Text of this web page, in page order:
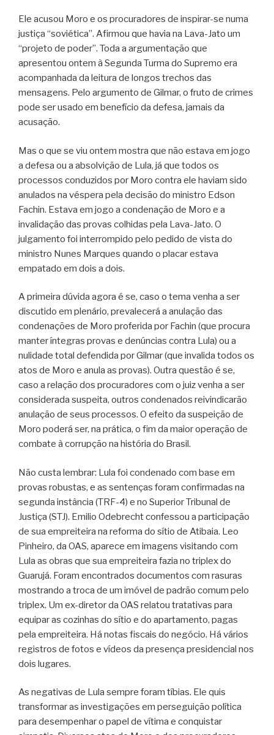
Ele acusou Moro e os procuradores de inspirar-se numa
justiça “soviética”. Afirmou que havia na Lava-Jato um
“projeto de poder”. Toda a argumentação que
apresentou ontem à Segunda Turma do Supremo era
acompanhada da leitura de longos trechos das
mensagens. Pelo argumento de Gilmar, o fruto de crimes
pode ser usado em benefício da defesa, jamais da
acusação.
Mas o que se viu ontem mostra que não estava em jogo
a defesa ou a absolvição de Lula, já que todos os
processos conduzidos por Moro contra ele haviam sido
anulados na véspera pela decisão do ministro Edson
Fachin. Estava em jogo a condenação de Moro e a
invalidação das provas colhidas pela Lava-Jato. O
julgamento foi interrompido pelo pedido de vista do
ministro Nunes Marques quando o placar estava
empatado em dois a dois.
A primeira dúvida agora é se, caso o tema venha a ser
discutido em plenário, prevalecerá a anulação das
condenações de Moro proferida por Fachin (que procura
manter íntegras provas e denúncias contra Lula) ou a
nulidade total defendida por Gilmar (que invalida todos os
atos de Moro e anula as provas). Outra questão é se,
caso a relação dos procuradores com o juiz venha a ser
considerada suspeita, outros condenados reivindicarão
anulação de seus processos. O efeito da suspeição de
Moro poderá ser, na prática, o fim da maior operação de
combate à corrupção na história do Brasil.
Não custa lembrar: Lula foi condenado com base em
provas robustas, e as sentenças foram confirmadas na
segunda instância (TRF-4) e no Superior Tribunal de
Justiça (STJ). Emilio Odebrecht confessou a participação
de sua empreiteira na reforma do sítio de Atibaia. Leo
Pinheiro, da OAS, aparece em imagens visitando com
Lula as obras que sua empreiteira fazia no triplex do
Guarujá. Foram encontrados documentos com rasuras
mostrando a troca de um imóvel de padrão comum pelo
triplex. Um ex-diretor da OAS relatou tratativas para
equipar as cozinhas do sítio e do apartamento, pagas
pela empreiteira. Há notas fiscais do negócio. Há vários
registros de fotos e vídeos da presença presidencial nos
dois lugares.
As negativas de Lula sempre foram tíbias. Ele quis
transformar as investigações em perseguição política
para desempenhar o papel de vítima e conquistar